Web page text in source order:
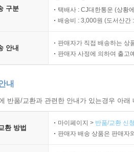
구분
택배사 : CJ대한통운 (상황
배송비 : 3,000원 (도서산간
안내
판매자가 직접 배송하는 상
판매자 사정에 의하여 출고
내
반품/교환과 관련한 안내가 있는경우 아
환 방법
마이페이지 > 반품/교환 신
판매자 배송 상품은 판매자